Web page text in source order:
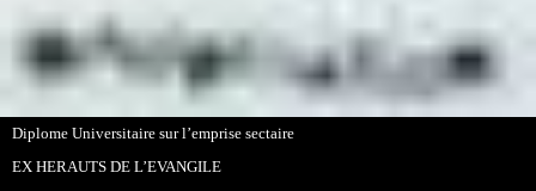
Diplome Universitaire sur l’emprise sectaire
EX HERAUTS DE L’EVANGILE